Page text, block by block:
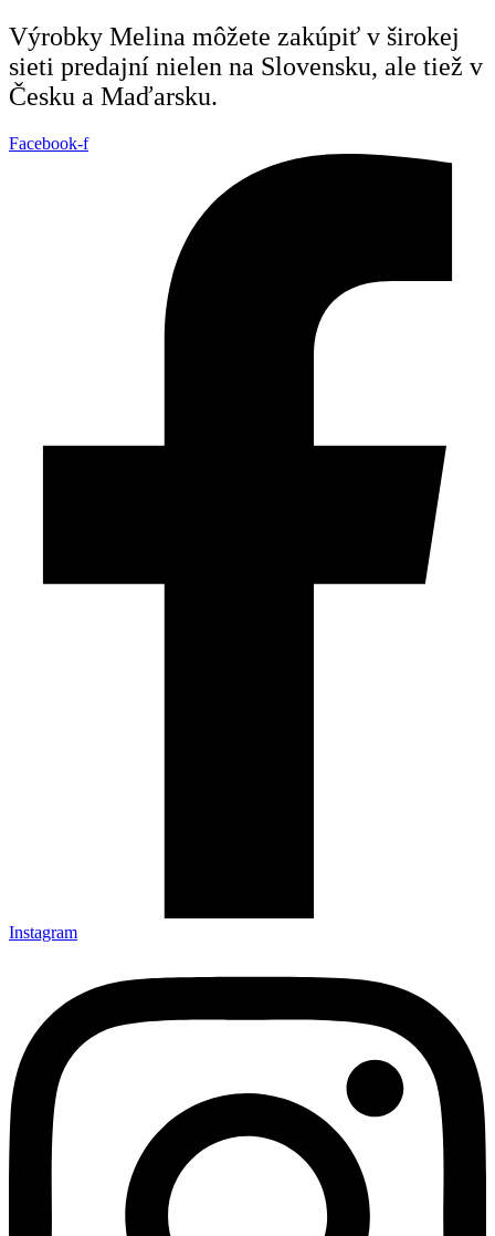
Preskočiť
na
obsah
Výrobky Melina môžete zakúpiť v širokej
sieti predajní nielen na Slovensku, ale tiež v
Česku a Maďarsku.
Facebook-f
Instagram